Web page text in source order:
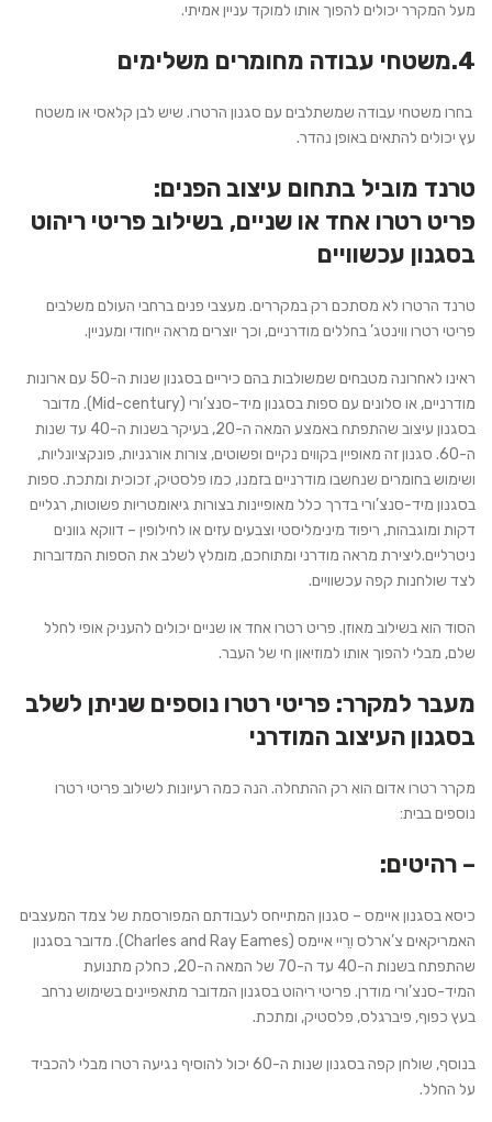
מעל המקרר יכולים להפוך אותו למוקד עניין אמיתי.
4.משטחי עבודה מחומרים משלימים
בחרו משטחי עבודה שמשתלבים עם סגנון הרטרו. שיש לבן קלאסי או משטח
עץ יכולים להתאים באופן נהדר.
טרנד מוביל בתחום עיצוב הפנים:
פריט רטרו אחד או שניים, בשילוב פריטי ריהוט
בסגנון עכשוויים
טרנד הרטרו לא מסתכם רק במקררים. מעצבי פנים ברחבי העולם משלבים
פריטי רטרו ווינטג’ בחללים מודרניים, וכך יוצרים מראה ייחודי ומעניין.
ראינו לאחרונה מטבחים שמשולבות בהם כיריים בסגנון שנות ה-50 עם ארונות
מודרניים, או סלונים עם ספות בסגנון מיד-סנצ’ורי (Mid-century). מדובר
בסגנון עיצוב שהתפתח באמצע המאה ה-20, בעיקר בשנות ה-40 עד שנות
ה-60. סגנון זה מאופיין בקווים נקיים ופשוטים, צורות אורגניות, פונקציונליות,
ושימוש בחומרים שנחשבו מודרניים בזמנו, כמו פלסטיק, זכוכית ומתכת. ספות
בסגנון מיד-סנצ’ורי בדרך כלל מאופיינות בצורות גיאומטריות פשוטות, רגליים
דקות ומוגבהות, ריפוד מינימליסטי וצבעים עזים או לחילופין – דווקא גוונים
ניטרליים.ליצירת מראה מודרני ומתוחכם, מומלץ לשלב את הספות המדוברות
לצד שולחנות קפה עכשוויים.
הסוד הוא בשילוב מאוזן. פריט רטרו אחד או שניים יכולים להעניק אופי לחלל
שלם, מבלי להפוך אותו למוזיאון חי של העבר.
מעבר למקרר: פריטי רטרו נוספים שניתן לשלב
בסגנון העיצוב המודרני
מקרר רטרו אדום הוא רק ההתחלה. הנה כמה רעיונות לשילוב פריטי רטרו
נוספים בבית:
– רהיטים:
כיסא בסגנון איימס – סגנון המתייחס לעבודתם המפורסמת של צמד המעצבים
האמריקאים צ’ארלס ורֵיי איימס (Charles and Ray Eames). מדובר בסגנון
שהתפתח בשנות ה-40 עד ה-70 של המאה ה-20, כחלק מתנועת
המיד-סנצ’ורי מודרן. פריטי ריהוט בסגנון המדובר מתאפיינים בשימוש נרחב
בעץ כפוף, פיברגלס, פלסטיק, ומתכת.
בנוסף, שולחן קפה בסגנון שנות ה-60 יכול להוסיף נגיעה רטרו מבלי להכביד
על החלל.